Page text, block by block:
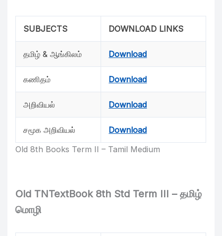
SUBJECTS DOWNLOAD LINKS
தமிழ் & ஆங்கிலம் Download
கணிதம் Download
அறிவியல் Download
சமூக அறிவியல்
Download
Old 8th Books Term II – Tamil Medium
Old TNTextBook 8th Std Term III – தமிழ்
மொழி